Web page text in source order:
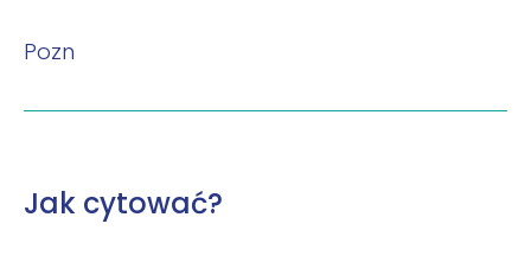
Pozn
Jak cytować?